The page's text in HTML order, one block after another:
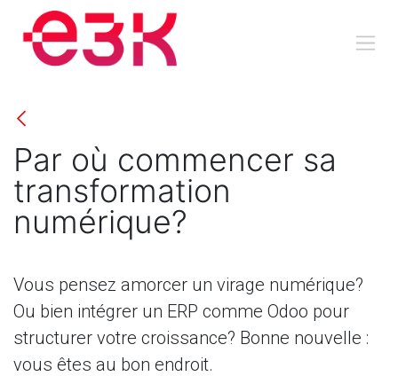
Se rendre au contenu
Par où commencer sa
transformation
numérique?
Vous pensez amorcer un virage numérique?
Ou bien intégrer un ERP comme Odoo pour
structurer votre croissance? Bonne nouvelle :
vous êtes au bon endroit.